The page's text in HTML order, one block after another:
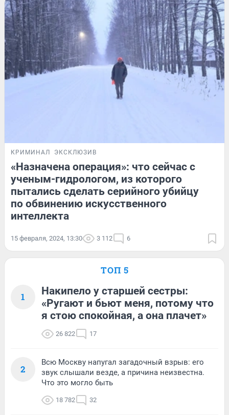
КРИМИНАЛ ЭКСКЛЮЗИВ
«Назначена операция»: что сейчас с
ученым-гидрологом, из которого
пытались сделать серийного убийцу
по обвинению искусственного
интеллекта
15 февраля, 2024, 13:30 3 112 6
ТОП 5
1
Накипело у старшей сестры:
«Ругают и бьют меня, потому что
я стою спокойная, а она плачет»
26 822 17
2
Всю Москву напугал загадочный взрыв: его
звук слышали везде, а причина неизвестна.
Что это могло быть
18 782 32